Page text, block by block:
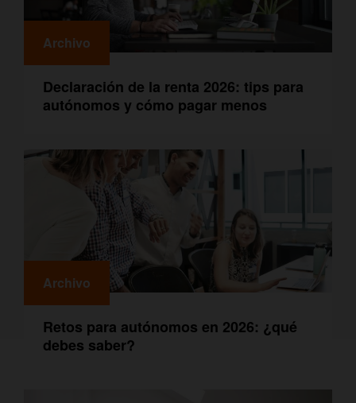
Archivo
Declaración de la renta 2026: tips para
autónomos y cómo pagar menos
Archivo
Retos para autónomos en 2026: ¿qué
debes saber?